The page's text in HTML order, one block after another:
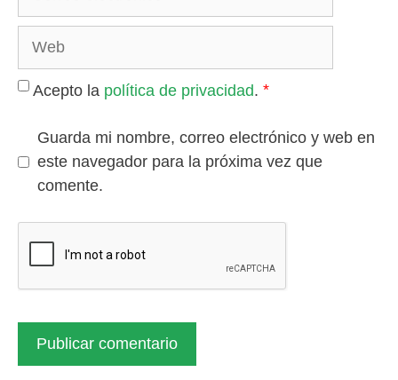
Acepto la política de privacidad. *
Guarda mi nombre, correo electrónico y web en
este navegador para la próxima vez que
comente.